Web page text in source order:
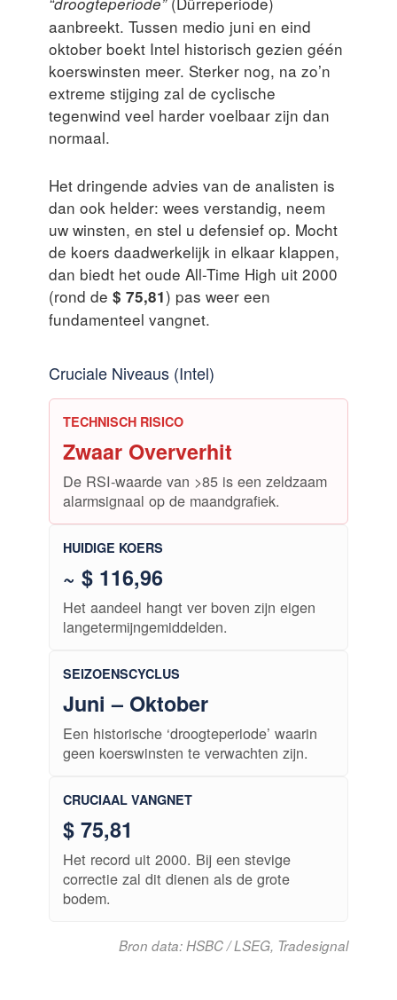
aanbreekt. Tussen medio juni en eind
oktober boekt Intel historisch gezien géén
koerswinsten meer. Sterker nog, na zo’n
extreme stijging zal de cyclische
tegenwind veel harder voelbaar zijn dan
normaal.
Het dringende advies van de analisten is
dan ook helder: wees verstandig, neem
uw winsten, en stel u defensief op. Mocht
de koers daadwerkelijk in elkaar klappen,
dan biedt het oude All-Time High uit 2000
(rond de $ 75,81) pas weer een
fundamenteel vangnet.
Cruciale Niveaus (Intel)
TECHNISCH RISICO
Zwaar Oververhit
De RSI-waarde van >85 is een zeldzaam
alarmsignaal op de maandgrafiek.
HUIDIGE KOERS
~ $ 116,96
Het aandeel hangt ver boven zijn eigen
langetermijngemiddelden.
SEIZOENSCYCLUS
Juni – Oktober
Een historische ‘droogteperiode’ waarin
geen koerswinsten te verwachten zijn.
CRUCIAAL VANGNET
$ 75,81
Het record uit 2000. Bij een stevige
correctie zal dit dienen als de grote
bodem.
Bron data: HSBC / LSEG, Tradesignal